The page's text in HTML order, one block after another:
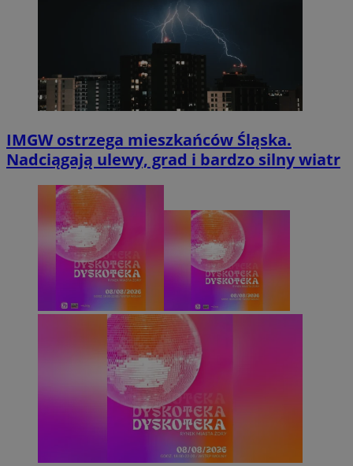
IMGW ostrzega mieszkańców Śląska.
Nadciągają ulewy, grad i bardzo silny wiatr